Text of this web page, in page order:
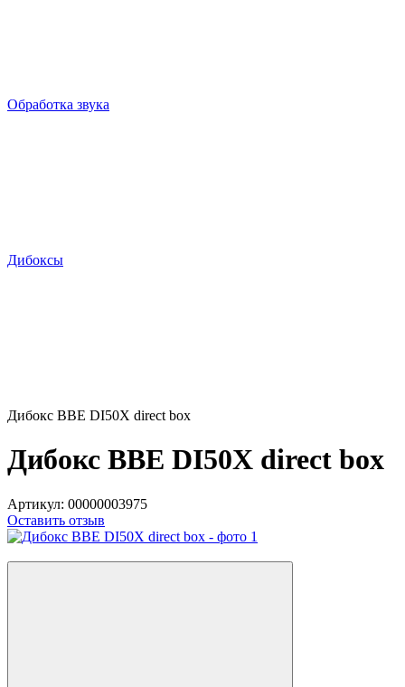
Обработка звука
Дибоксы
Дибокс BBE DI50X direct box
Дибокс BBE DI50X direct box
Артикул: 00000003975
Оставить отзыв